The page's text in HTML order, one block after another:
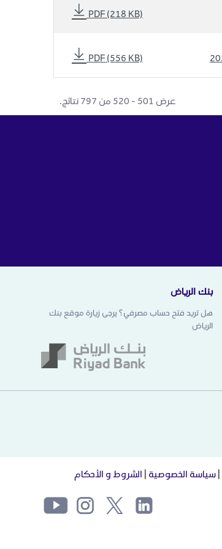
PDF (218 KB)
PDF (556 KB)
عرض ٥٠١ - ٥٢٠ من ٧٩٧ نتائج.
بنك الرياض
هل تريد فتح حساب مصرفي؟ يرجى زيارة موقع بنك
الرياض
سياسة الخصوصية الشروط و الأحكام